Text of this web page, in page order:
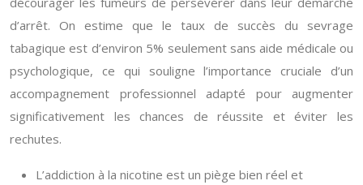
d’arrêt. On estime que le taux de succès du sevrage
tabagique est d’environ 5% seulement sans aide médicale ou
psychologique, ce qui souligne l’importance cruciale d’un
accompagnement professionnel adapté pour augmenter
significativement les chances de réussite et éviter les
rechutes.
L’addiction à la nicotine est un piège bien réel et